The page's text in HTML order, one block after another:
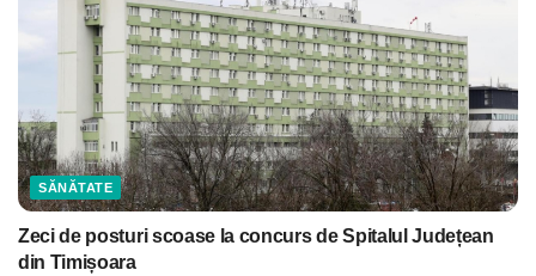
SĂNĂTATE
Zeci de posturi scoase la concurs de Spitalul Județean
din Timișoara